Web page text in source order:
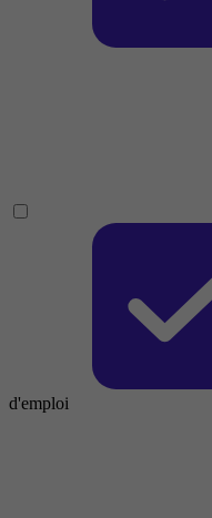
d'emploi